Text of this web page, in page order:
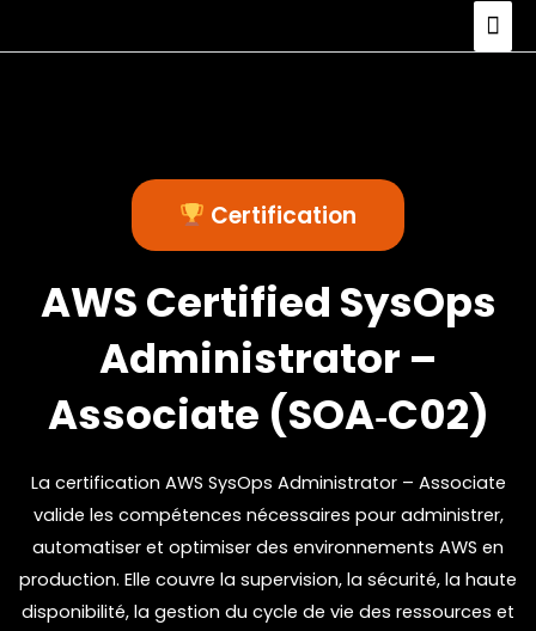
Certification
AWS Certified SysOps
Administrator –
Associate (SOA‑C02)
La certification AWS SysOps Administrator – Associate
valide les compétences nécessaires pour administrer,
automatiser et optimiser des environnements AWS en
production. Elle couvre la supervision, la sécurité, la haute
disponibilité, la gestion du cycle de vie des ressources et